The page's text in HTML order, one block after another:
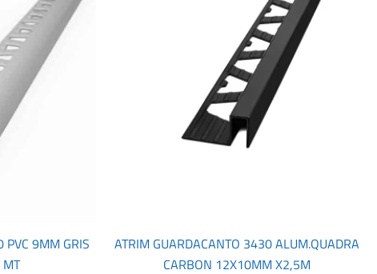
PVC 9MM GRIS
ATRIM GUARDACANTO 3430 ALUM.QUADRA
CARBON 12X10MM X2,5M